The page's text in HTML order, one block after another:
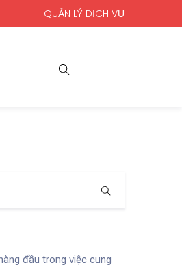
QUẢN LÝ DỊCH VỤ
đầu trong việc cung